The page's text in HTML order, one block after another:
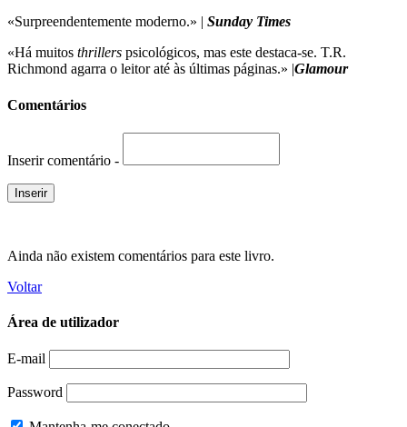
«Surpreendentemente moderno.» | Sunday Times
«Há muitos thrillers psicológicos, mas este destaca-se. T.R.
Richmond agarra o leitor até às últimas páginas.» |Glamour
Comentários
Inserir comentário -
Ainda não existem comentários para este livro.
Voltar
Área de utilizador
E-mail
Password